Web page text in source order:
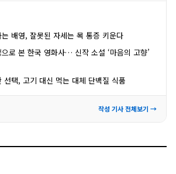
배영, 잘못된 자세는 목 통증 키운다
로 본 한국 영화사… 신작 소설 ‘마음의 고향’
선택, 고기 대신 먹는 대체 단백질 식품
작성 기사 전체보기 →